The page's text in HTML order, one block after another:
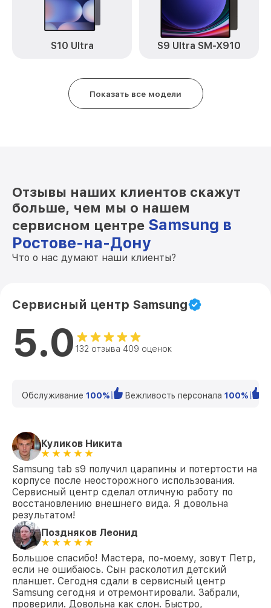
S10 Ultra S9 Ultra SM-X910
Показать все модели
Отзывы наших клиентов скажут
больше, чем мы о нашем
сервисном центре Samsung в
Ростове-на-Дону
Что о нас думают наши клиенты?
Сервисный центр Samsung
5.0 132 отзыва 409 оценок
Обслуживание 100% Вежливость персонала 100%
Куликов Никита
Samsung tab s9 получил царапины и потертости на
корпусе после неосторожного использования.
Сервисный центр сделал отличную работу по
восстановлению внешнего вида. Я довольна
результатом!
Поздняков Леонид
Большое спасибо! Мастера, по-моему, зовут Петр,
если не ошибаюсь. Сын расколотил детский
планшет. Сегодня сдали в сервисный центр
Samsung сегодня и отремонтировали. Забрали,
проверили. Довольна как слон. Быстро,